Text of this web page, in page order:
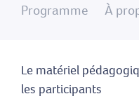
Programme À
Le matériel
les participants